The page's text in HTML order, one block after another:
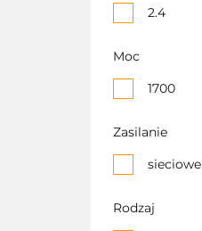
2.4
Moc
1700
Zasilanie
sieciowe
Rodzaj